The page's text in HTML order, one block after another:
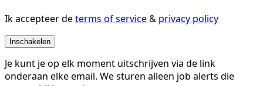
Ik accepteer determs of service& privacy policy
Inschakelen
Je kunt je op elk moment uitschrijven via de link
onderaan elke email. We sturen alleen job alerts die